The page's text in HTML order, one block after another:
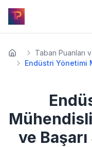
Taban Puanları
Endüstri Yönetimi
ve Başarı